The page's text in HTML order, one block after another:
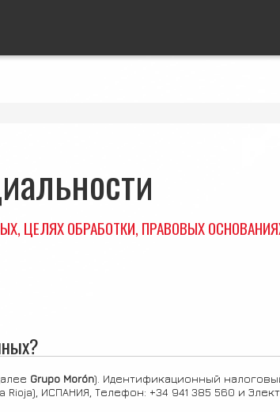
ЦЕЛЯХ ОБРАБОТКИ, ПРАВОВЫХ
Grupo Morón). Идентификационный
Rioja), ИСПАНИЯ, Телефон: +34 941 385 560 и